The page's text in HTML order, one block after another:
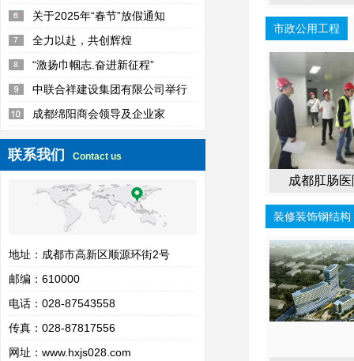
关于2025年“春节”放假通知
全力以赴，共创辉煌
“激扬巾帼志.奋进新征程”
中联合祥建设集团有限公司举行
新春团拜会
成都绵阳商会领导及企业家
联系我们 Contact us
地址：成都市高新区顺源环街2号
邮编：610000
电话：028-87543558
传真：028-87817556
网址： www.hxjs028.com
礼隆
市政公用工程
成都肛肠
装修装饰钢结构